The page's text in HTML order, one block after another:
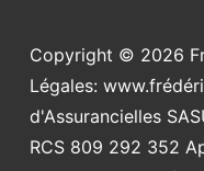
de
page
Copyright © 2026
Légales:
d'Assurancielles
RCS 809 292 352